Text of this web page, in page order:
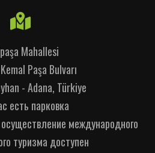
Mahallesi
Paşa Bulvarı
- Adana, Türkiye
есть парковка
международного
туризма доступен